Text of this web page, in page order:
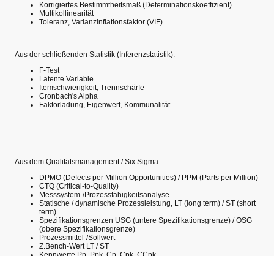
Korrigiertes Bestimmtheitsmaß (Determinationskoeffizient)
Multikollinearität
Toleranz, Varianzinflationsfaktor (VIF)
Aus der schließenden Statistik (Inferenzstatistik):
F-Test
Latente Variable
Itemschwierigkeit, Trennschärfe
Cronbach's Alpha
Faktorladung, Eigenwert, Kommunalität
Aus dem Qualitätsmanagement / Six Sigma:
DPMO (Defects per Million Opportunities) / PPM (Parts per Million)
CTQ (Critical-to-Quality)
Messsystem-/Prozessfähigkeitsanalyse
Statische / dynamische Prozessleistung, LT (long term) / ST (short
term)
Spezifikationsgrenzen USG (untere Spezifikationsgrenze) / OSG
(obere Spezifikationsgrenze)
Prozessmittel-/Sollwert
Z.Bench-Wert LT / ST